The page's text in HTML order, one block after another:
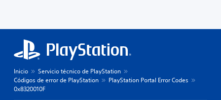
Inicio
Servicio técnico de PlayStation
Códigos de error de PlayStation
PlayStation Portal Error Codes
0x8320010F